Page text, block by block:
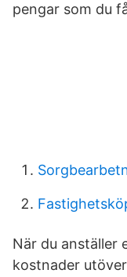
pengar som du
När du anställer
kostnader